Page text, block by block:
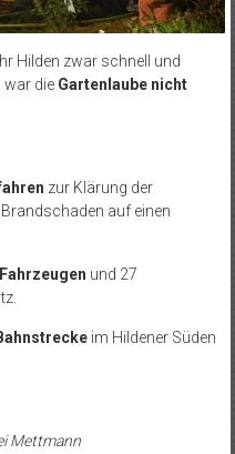
Hilden zwar schnell und
die Gartenlaube nicht
zur Klärung der
auf einen
und 27
im Hildener Süden
Mettmann